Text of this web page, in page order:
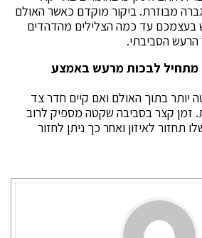
מבוזרת. ביקור מוקדם כאשר האולם
בעצמכם עד כמה הצלילים מהדהדים
הסביבתי.
מתחיל לבכות מרעש באמצע
יותר בתוך האולם ואם קיים חדר צד
זמן קצר בסביבה שקטה מספיק לרוב
לאיזון ואחר כך ניתן לחזור